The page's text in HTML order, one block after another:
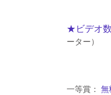
★ビデオ
ーター）
一等賞： 無